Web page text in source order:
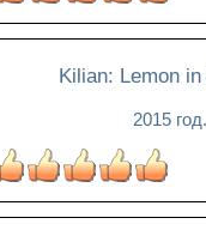
Kilian: Lemon
2015 год.